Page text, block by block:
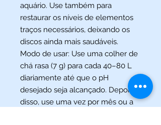
aquário. Use também para
restaurar os níveis de elementos
traços necessários, deixando os
discos ainda mais saudáveis.
Modo de usar: Use uma colher de
chá rasa (7 g) para cada 40–80 L
diariamente até que o pH
desejado seja alcançado. Depois
disso, use uma vez por mês ou a